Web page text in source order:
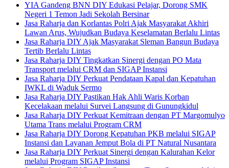
YIA Gandeng BNN DIY Edukasi Pelajar, Dorong SMK
Negeri 1 Temon Jadi Sekolah Bersinar
Jasa Raharja dan Korlantas Polri Ajak Masyarakat Akhiri
Lawan Arus, Wujudkan Budaya Keselamatan Berlalu Lintas
Jasa Raharja DIY Ajak Masyarakat Sleman Bangun Budaya
Tertib Berlalu Lintas
Jasa Raharja DIY Tingkatkan Sinergi dengan PO Mata
Transport melalui CRM dan SIGAP Instansi
Jasa Raharja DIY Perkuat Pendataan Kapal dan Kepatuhan
IWKL di Waduk Sermo
Jasa Raharja DIY Pastikan Hak Ahli Waris Korban
Kecelakaan melalui Survei Langsung di Gunungkidul
Jasa Raharja DIY Perkuat Kemitraan dengan PT Margomulyo
Utama Trans melalui Program CRM
Jasa Raharja DIY Dorong Kepatuhan PKB melalui SIGAP
Instansi dan Layanan Jemput Bola di PT Natural Nusantara
Jasa Raharja DIY Perkuat Sinergi dengan Kalurahan Kelor
melalui Program SIGAP Instansi